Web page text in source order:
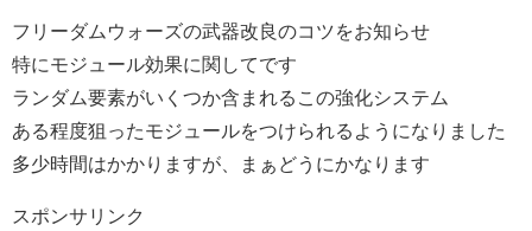
フリーダムウォーズの武器改良のコツをお知らせ
特にモジュール効果に関してです
ランダム要素がいくつか含まれるこの強化システム
ある程度狙ったモジュールをつけられるようになりました
多少時間はかかりますが、まぁどうにかなります
スポンサリンク